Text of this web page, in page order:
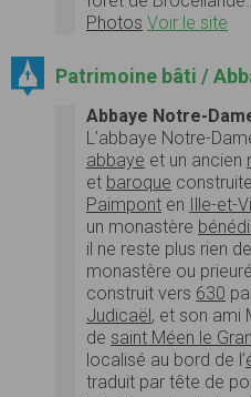
Photos Voir le site
Patrimoine bâti /
Abbaye Notre-
L’abbaye Notre-
abbaye et un ancien
et baroque
Paimpont en Ille-et-
un monastère
il ne reste plus rien
monastère ou
construit vers 630
Judicaël, et son ami
de saint Méen le
localisé au bord de l’
traduit par tête de